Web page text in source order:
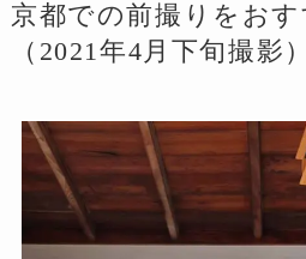
京都での前撮りをお
（2021年4月下旬撮影）